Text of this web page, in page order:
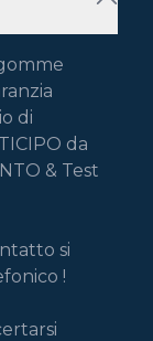
di
da
& Test
si
!